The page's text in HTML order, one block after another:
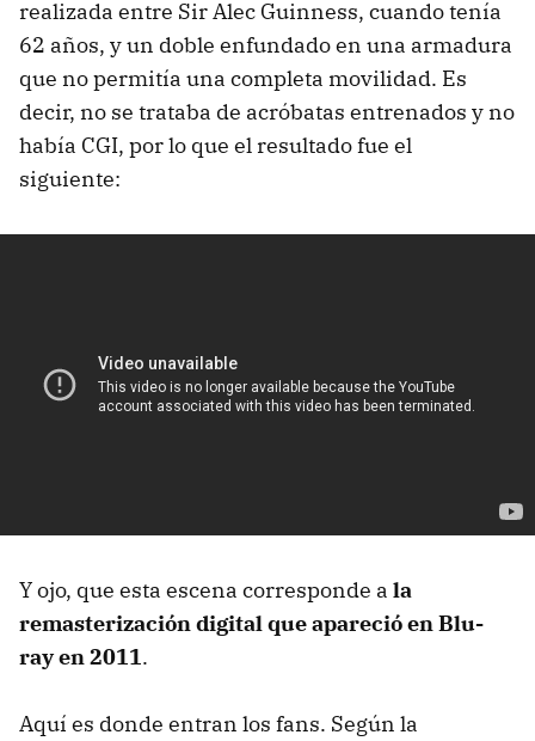
realizada entre Sir Alec Guinness, cuando tenía
62 años, y un doble enfundado en una armadura
que no permitía una completa movilidad. Es
decir, no se trataba de acróbatas entrenados y no
había CGI, por lo que el resultado fue el
siguiente:
Y ojo, que esta escena corresponde a la
remasterización digital que apareció en Blu-
ray en 2011.
Aquí es donde entran los fans. Según la